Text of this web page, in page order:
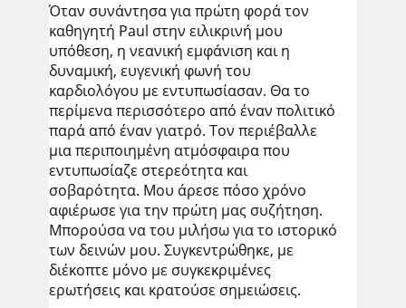
Όταν συνάντησα για πρώτη φορά τον
καθηγητή Paul στην ειλικρινή μου
υπόθεση, η νεανική εμφάνιση και η
δυναμική, ευγενική φωνή του
καρδιολόγου με εντυπωσίασαν. Θα το
περίμενα περισσότερο από έναν πολιτικό
παρά από έναν γιατρό. Τον περιέβαλλε
μια περιποιημένη ατμόσφαιρα που
εντυπωσίαζε στερεότητα και
σοβαρότητα. Μου άρεσε πόσο χρόνο
αφιέρωσε για την πρώτη μας συζήτηση.
Μπορούσα να του μιλήσω για το ιστορικό
των δεινών μου. Συγκεντρώθηκε, με
διέκοπτε μόνο με συγκεκριμένες
ερωτήσεις και κρατούσε σημειώσεις.